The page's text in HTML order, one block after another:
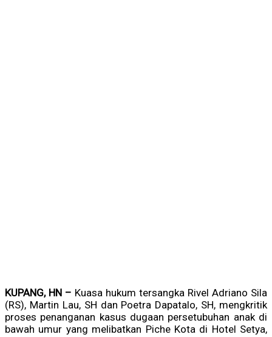
KUPANG, HN – Kuasa hukum tersangka Rivel Adriano Sila
(RS), Martin Lau, SH dan Poetra Dapatalo, SH, mengkritik
proses penanganan kasus dugaan persetubuhan anak di
bawah umur yang melibatkan Piche Kota di Hotel Setya,